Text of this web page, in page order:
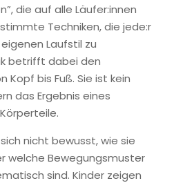
die auf alle Läufer:innen
Techniken, die jede:r
Laufstil zu
betrifft dabei den
Kopf bis Fuß. Sie ist kein
das Ergebnis eines
nicht bewusst, wie sie
welche Bewegungsmuster
sind. Kinder zeigen